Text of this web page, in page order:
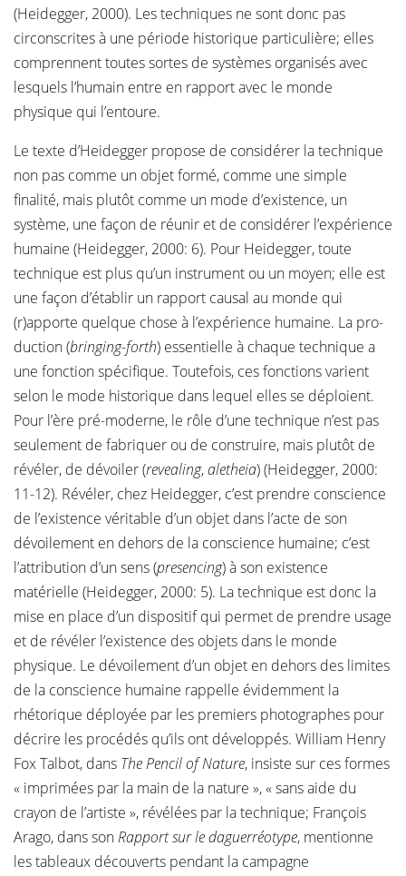
(Heidegger, 2000). Les techniques ne sont donc pas
circonscrites à une période historique particulière; elles
comprennent toutes sortes de systèmes organisés avec
lesquels l’humain entre en rapport avec le monde
physique qui l’entoure.
Le texte d’Heidegger propose de considérer la technique
non pas comme un objet formé, comme une simple
finalité, mais plutôt comme un mode d’existence, un
système, une façon de réunir et de considérer l’expérience
humaine (Heidegger, 2000: 6). Pour Heidegger, toute
technique est plus qu’un instrument ou un moyen; elle est
une façon d’établir un rapport causal au monde qui
(r)apporte quelque chose à l’expérience humaine. La pro-
duction (bringing-forth) essentielle à chaque technique a
une fonction spécifique. Toutefois, ces fonctions varient
selon le mode historique dans lequel elles se déploient.
Pour l’ère pré-moderne, le rôle d’une technique n’est pas
seulement de fabriquer ou de construire, mais plutôt de
révéler, de dévoiler (revealing,aletheia) (Heidegger, 2000:
11-12). Révéler, chez Heidegger, c’est prendre conscience
de l’existence véritable d’un objet dans l’acte de son
dévoilement en dehors de la conscience humaine; c’est
l’attribution d’un sens (presencing) à son existence
matérielle (Heidegger, 2000: 5). La technique est donc la
mise en place d’un dispositif qui permet de prendre usage
et de révéler l’existence des objets dans le monde
physique. Le dévoilement d’un objet en dehors des limites
de la conscience humaine rappelle évidemment la
rhétorique déployée par les premiers photographes pour
décrire les procédés qu’ils ont développés. William Henry
Fox Talbot, dans The Pencil of Nature, insiste sur ces formes
« imprimées par la main de la nature », « sans aide du
crayon de l’artiste », révélées par la technique; François
Arago, dans sonRapport sur le daguerréotype, mentionne
les tableaux découverts pendant la campagne